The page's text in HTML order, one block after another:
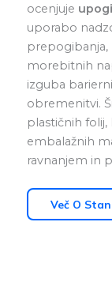
ocenjuje
uporabo
morebitnih
izguba
obremenitvi.
plastičnih
embalažnih
ravnanjem in
Več O